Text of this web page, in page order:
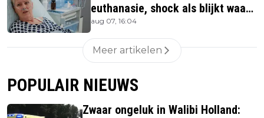
euthanasie, shock als blijkt waar
ze is
aug 07, 16:04
Meer artikelen
POPULAIR NIEUWS
Zwaar ongeluk in Walibi Holland: